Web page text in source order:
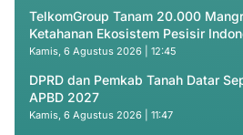
TelkomGroup Tanam 20.000
Ketahanan Ekosistem Pesisir
Kamis, 6 Agustus 2026 | 12:45
DPRD dan Pemkab Tanah Datar
APBD 2027
Kamis, 6 Agustus 2026 | 11:47